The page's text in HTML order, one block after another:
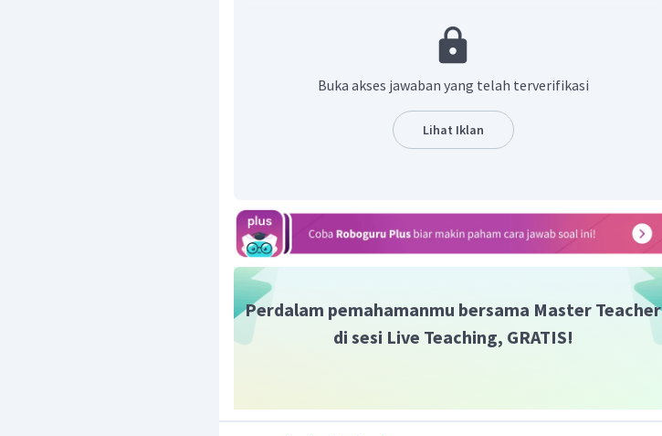
Sehingga dapat ditentukan hasil dari bentuk berikut.
Buka akses jawaban yang telah terverifikasi
Lihat Iklan
Perdalam pemahamanmu bersama Master Teacher
di sesi Live Teaching, GRATIS!